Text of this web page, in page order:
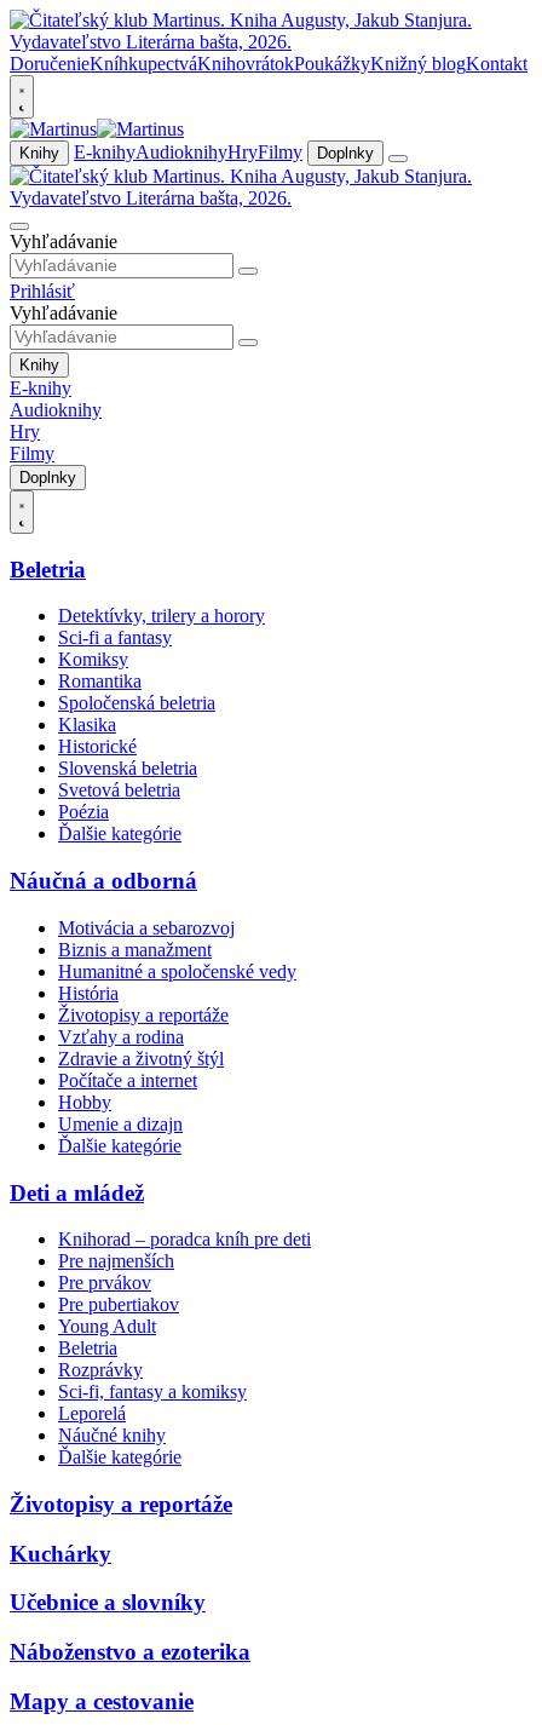
DoručenieKníhkupectváKnihovrátokPoukážkyKnižný blogKontakt
Knihy E-knihyAudioknihyHryFilmy Doplnky
Vyhľadávanie
Prihlásiť
Vyhľadávanie
Knihy
E-knihy
Audioknihy
Hry
Filmy
Doplnky
Beletria
Detektívky, trilery a horory
Sci-fi a fantasy
Komiksy
Romantika
Spoločenská beletria
Klasika
Historické
Slovenská beletria
Svetová beletria
Poézia
Ďalšie kategórie
Náučná a odborná
Motivácia a sebarozvoj
Biznis a manažment
Humanitné a spoločenské vedy
História
Životopisy a reportáže
Vzťahy a rodina
Zdravie a životný štýl
Počítače a internet
Hobby
Umenie a dizajn
Ďalšie kategórie
Deti a mládež
Knihorad – poradca kníh pre deti
Pre najmenších
Pre prvákov
Pre pubertiakov
Young Adult
Beletria
Rozprávky
Sci-fi, fantasy a komiksy
Leporelá
Náučné knihy
Ďalšie kategórie
Životopisy a reportáže
Kuchárky
Učebnice a slovníky
Náboženstvo a ezoterika
Mapy a cestovanie